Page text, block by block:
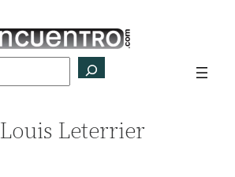
Louis Leterrier